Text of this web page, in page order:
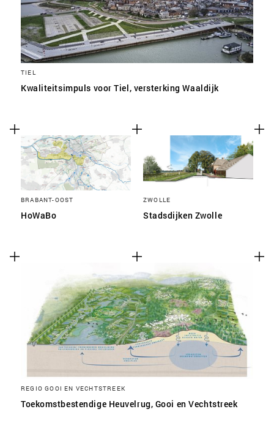
TIEL
Kwaliteitsimpuls voor Tiel, versterking Waaldijk
BRABANT-OOST
HoWaBo
ZWOLLE
Stadsdijken Zwolle
REGIO GOOI EN VECHTSTREEK
Toekomstbestendige Heuvelrug, Gooi en Vechtstreek